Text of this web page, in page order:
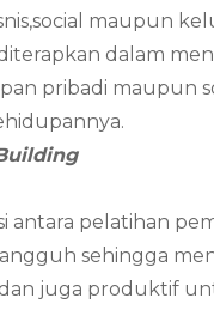
maupun
dalam
pribadi maupun
antara pelatihan
sehingga
juga produktif